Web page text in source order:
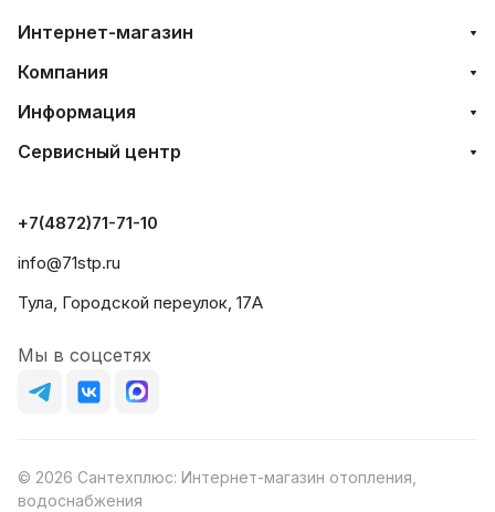
Интернет-магазин
Компания
Информация
Сервисный центр
+7(4872)71-71-10
info@71stp.ru
Тула, Городской переулок, 17А
Мы в соцсетях
© 2026 Сантехплюс: Интернет-магазин отопления,
водоснабжения